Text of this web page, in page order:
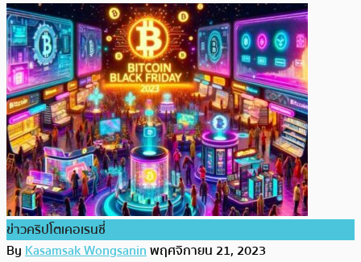
ข่าวคริปโตเคอเรนซี่
ByKasamsak Wongsaninพฤศจิกายน 21, 2023